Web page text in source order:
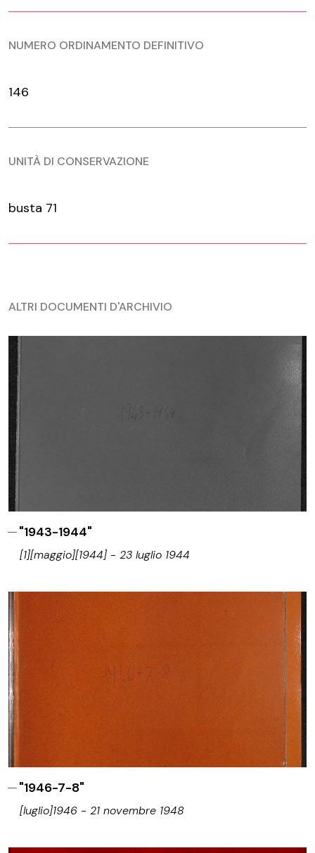
NUMERO ORDINAMENTO DEFINITIVO
146
UNITÀ DI CONSERVAZIONE
busta 71
ALTRI DOCUMENTI D'ARCHIVIO
"1943-1944"
[1][maggio][1944] - 23 luglio 1944
"1946-7-8"
[luglio]1946 - 21 novembre 1948